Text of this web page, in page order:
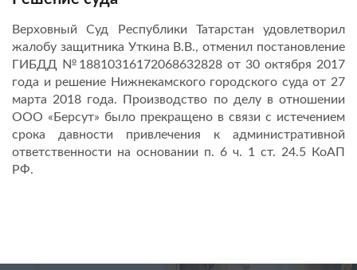
Верховный Суд Республики Татарстан удовлетворил
жалобу защитника Уткина В.В., отменил постановление
ГИБДД №18810316172068632828 от 30 октября 2017
года и решение Нижнекамского городского суда от 27
марта 2018 года. Производство по делу в отношении
ООО «Берсут» было прекращено в связи с истечением
срока давности привлечения к административной
ответственности на основании п. 6 ч. 1 ст. 24.5 КоАП
РФ.